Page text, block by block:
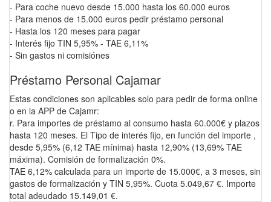
- Para coche nuevo desde 15.000 hasta los 60.000 euros
- Para menos de 15.000 euros pedir préstamo personal
- Hasta los 120 meses para pagar
- Interés fijo TIN 5,95% - TAE 6,11%
- Sin gastos ni comisiónes
Préstamo Personal Cajamar
Estas condiciones son aplicables solo para pedir de forma online
o en la APP de Cajamr:
r. Para importes de préstamo al consumo hasta 60.000€ y plazos
hasta 120 meses. El Tipo de interés fijo, en función del importe ,
desde 5,95% (6,12 TAE mínima) hasta 12,90% (13,69% TAE
máxima). Comisión de formalización 0%.
TAE 6,12% calculada para un importe de 15.000€, a 3 meses, sin
gastos de formalización y TIN 5,95%. Cuota 5.049,67 €. Importe
total adeudado 15.149,01 €.